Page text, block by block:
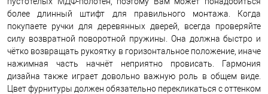
более длинный штифт для правильного монтажа. Когда
покупаете ручки для деревянных дверей, всегда проверяйте
силу возвратной поворотной пружины. Она должна быстро и
чётко возвращать рукоятку в горизонтальное положение, иначе
нажимная часть начнёт неприятно провисать. Гармония
дизайна также играет довольно важную роль в общем виде.
Цвет фурнитуры должен обязательно перекликаться с оттенком